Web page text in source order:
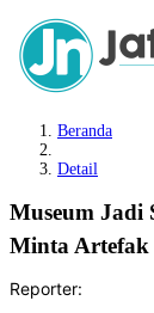
Beranda
Detail
Museum Jadi
Minta
Reporter: